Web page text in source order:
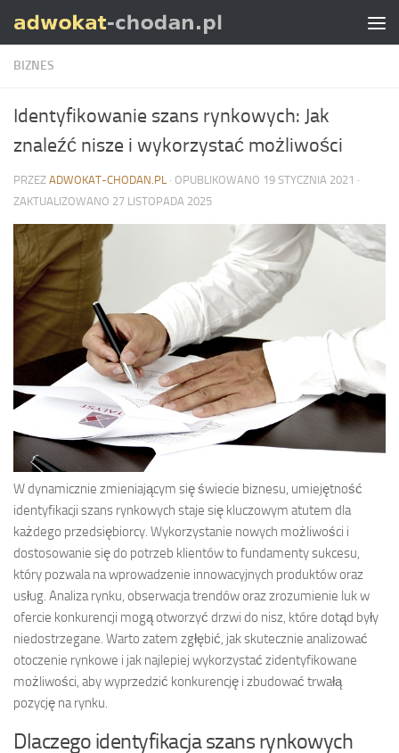
Skip to content
BIZNES
Identyfikowanie szans rynkowych: Jak
znaleźć nisze i wykorzystać możliwości
PRZEZ ADWOKAT-CHODAN.PL · OPUBLIKOWANO 19 STYCZNIA 2021 ·
ZAKTUALIZOWANO 27 LISTOPADA 2025
W dynamicznie zmieniającym się świecie biznesu, umiejętność
identyfikacji szans rynkowych staje się kluczowym atutem dla
każdego przedsiębiorcy. Wykorzystanie nowych możliwości i
dostosowanie się do potrzeb klientów to fundamenty sukcesu,
który pozwala na wprowadzenie innowacyjnych produktów oraz
usług. Analiza rynku, obserwacja trendów oraz zrozumienie luk w
ofercie konkurencji mogą otworzyć drzwi do nisz, które dotąd były
niedostrzegane. Warto zatem zgłębić, jak skutecznie analizować
otoczenie rynkowe i jak najlepiej wykorzystać zidentyfikowane
możliwości, aby wyprzedzić konkurencję i zbudować trwałą
pozycję na rynku.
Dlaczego identyfikacja szans rynkowych